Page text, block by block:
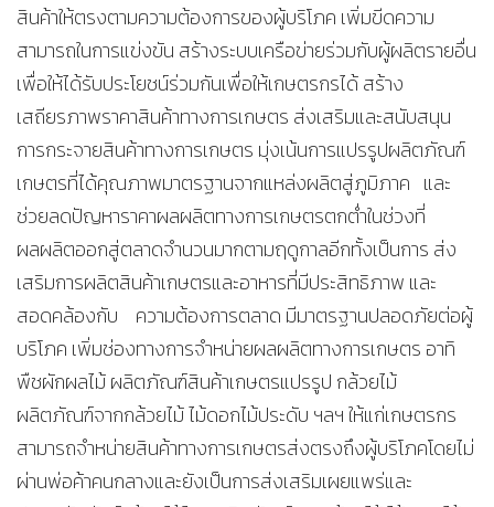
สินค้าให้ตรงตามความต้องการของผู้บริโภค เพิ่มขีดความ
สามารถในการแข่งขัน สร้างระบบเครือข่ายร่วมกับผู้ผลิตรายอื่น
เพื่อให้ได้รับประโยชน์ร่วมกันเพื่อให้เกษตรกรได้ สร้าง
เสถียรภาพราคาสินค้าทางการเกษตร ส่งเสริมและสนับสนุน
การกระจายสินค้าทางการเกษตร มุ่งเน้นการแปรรูปผลิตภัณฑ์
เกษตรที่ได้คุณภาพมาตรฐานจากแหล่งผลิตสู่ภูมิภาค และ
ช่วยลดปัญหาราคาผลผลิตทางการเกษตรตกต่ำในช่วงที่
ผลผลิตออกสู่ตลาดจำนวนมากตามฤดูกาลอีกทั้งเป็นการ ส่ง
เสริมการผลิตสินค้าเกษตรและอาหารที่มีประสิทธิภาพ และ
สอดคล้องกับ ความต้องการตลาด มีมาตรฐานปลอดภัยต่อผู้
บริโภค เพิ่มช่องทางการจำหน่ายผลผลิตทางการเกษตร อาทิ
พืชผักผลไม้ ผลิตภัณฑ์สินค้าเกษตรแปรรูป กล้วยไม้
ผลิตภัณฑ์จากกล้วยไม้ ไม้ดอกไม้ประดับ ฯลฯ ให้แก่เกษตรกร
สามารถจำหน่ายสินค้าทางการเกษตรส่งตรงถึงผู้บริโภคโดยไม่
ผ่านพ่อค้าคนกลางและยังเป็นการส่งเสริมเผยแพร่และ